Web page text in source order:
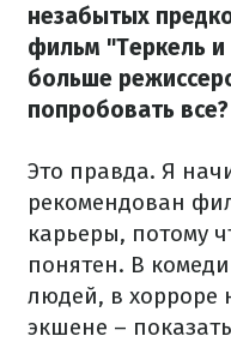
незабытых
фильм "Теркель и
больше
попробовать все?
Это правда. Я
рекомендован
карьеры, потому
понятен. В
людей, в хорроре
экшене –